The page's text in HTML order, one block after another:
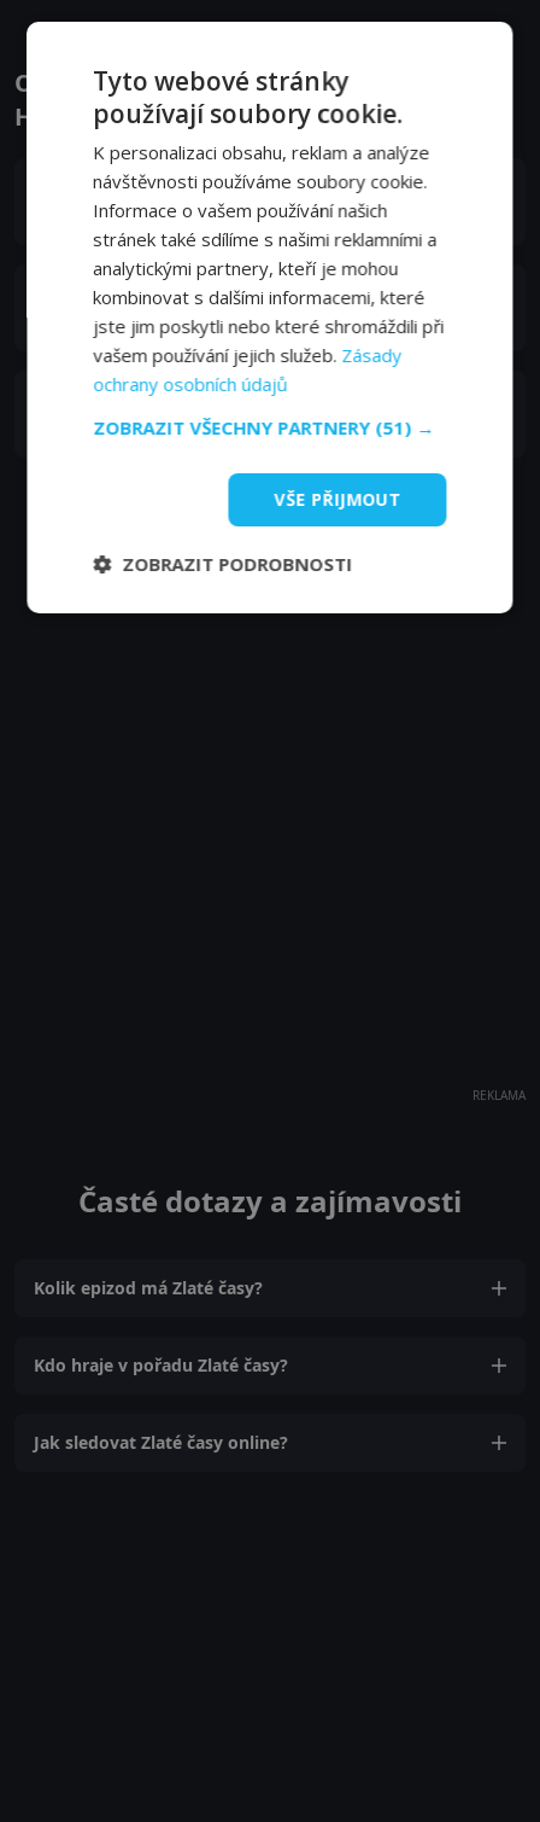
Obsazení filmu nebo pořadu Zlaté časy -
Herci a tvůrci
Elena Vacvalová
moderátorka
Milan Lasica
moderátor
Daniel Heriban
moderátor
REKLAMA
Časté dotazy a zajímavosti
Kolik epizod má Zlaté časy?
Kdo hraje v pořadu Zlaté časy?
Jak sledovat Zlaté časy online?
Tyto webové stránky
používají soubory cookie.
K personalizaci obsahu, reklam a analýze
návštěvnosti používáme soubory cookie.
Informace o vašem používání našich
stránek také sdílíme s našimi reklamními a
analytickými partnery, kteří je mohou
kombinovat s dalšími informacemi, které
jste jim poskytli nebo které shromáždili při
vašem používání jejich služeb. Zásady
ochrany osobních údajů
ZOBRAZIT VŠECHNY PARTNERY (51) →
VŠE PŘIJMOUT
ZOBRAZIT PODROBNOSTI